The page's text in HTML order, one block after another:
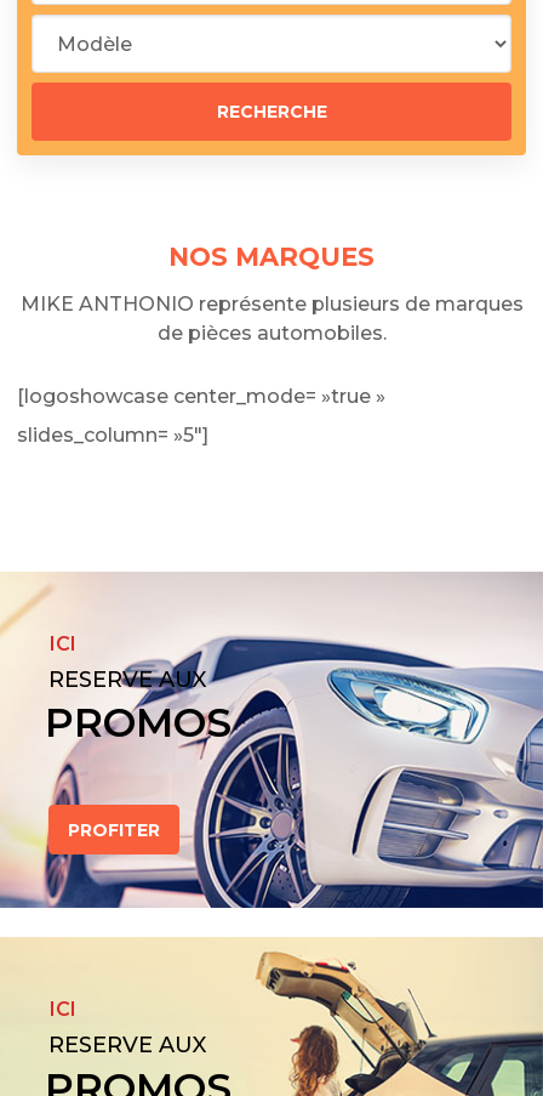
NOS MARQUES
MIKE ANTHONIO représente plusieurs de marques
de pièces automobiles.
[logoshowcase center_mode= »true »
slides_column= »5″]
ICI
RESERVE AUX
PROMOS
PROFITER
ICI
RESERVE AUX